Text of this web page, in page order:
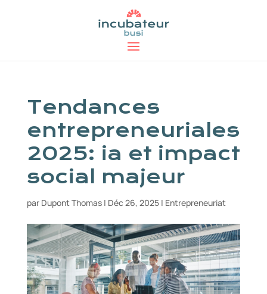
Tendances
entrepreneuriales
2025: ia et impact
social majeur
par Dupont Thomas| Déc 26, 2025| Entrepreneuriat